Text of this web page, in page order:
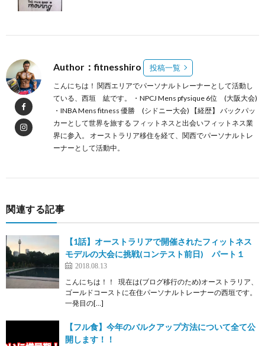
Author：fitnesshiro 投稿一覧
こんにちは！ 関西エリアでパーソナルトレーナーとして活動し
ている、西垣 紘です。 ・NPCJ Mens pfysique 6位 (大阪大会)
・INBA Mens fitness 優勝 (シドニー大会) 【経歴】 バックパッ
カーとして世界を旅する フィットネスと出会いフィットネス業
界に参入。 オーストラリア移住を経て、関西でパーソナルトレ
ーナーとして活動中。
関連する記事
【1話】オーストラリアで開催されたフィットネス
モデルの大会に挑戦(コンテスト前日) パート１
2018.08.13
こんにちは！！ 現在は(ブログ移行のため)オーストラリア、
ゴールドコーストに在住パーソナルトレーナーの西垣です。
一発目の[…]
【フル食】今年のバルクアップ方法について全て公
開します！！